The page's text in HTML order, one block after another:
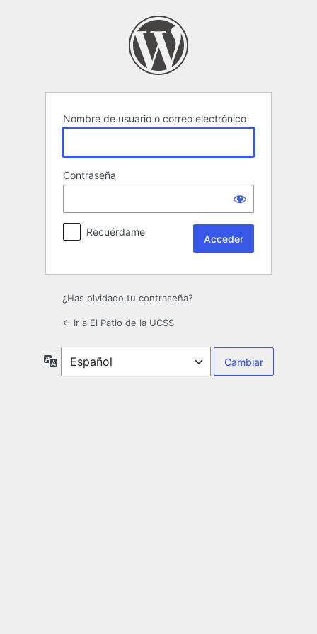
Nombre de usuario o correo electrónico
Contraseña
Recuérdame
¿Has olvidado tu contraseña?
← Ir a El Patio de la UCSS
Idioma